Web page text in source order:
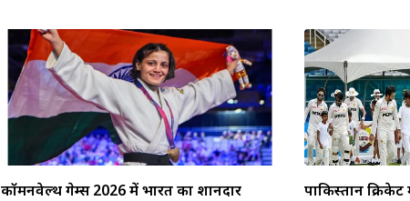
कॉमनवेल्थ गेम्स 2026 में भारत का शानदार
पाकिस्तान